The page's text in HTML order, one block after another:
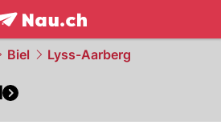
NAU.ch
Biel Lyss-Aarberg